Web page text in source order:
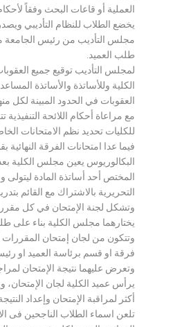
العملية أو قاعات البحث وفقاً لأحكام
يخضع الطلاب للنظام التأديبي
مجلس التأديب من رئيس الجامعة
طلب العميد.
لمجلس التأديب توقيع جميع
الكلية وللأساتذة والأساتذة
العقوبات في الحدود المبينة لكل
مع مراعاة أحكام اللائحة التنفيذية
للكليات تحديد نظم الامتحانات
فيما عدا امتحانات الفرقة
البكالوريوس يعين مجلس الكلية
المختص أحد أساتذة المادة
التحريرية بالاشتراك مع القائم
وتشكل لجنة الإمتحان في كل
يختارهما مجلس الكلية بناء على
وتتكون من لجان إمتحان
فرقة او قسم برئاسة العميد او
وتعرض عليهما نتيجة الإمتحان
يرأس عميد الكلية لجان
أكثر لمراقبة الإمتحان وإعداد
تلعن اسماء الطلاب الناجحين فى